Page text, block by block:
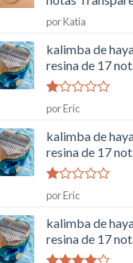
por Katia
kalimba de
resina de 17
Rated
1
de
5
por Eric
kalimba de
resina de 17
Rated
1
de
5
por Eric
kalimba de
resina de 17